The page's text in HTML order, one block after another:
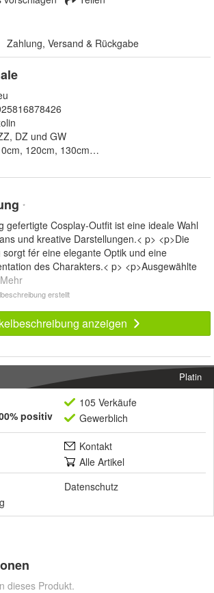
Zahlung, Versand & Rückgabe
HZZ, DZ und GW
*
gefertigte Cosplay-Outfit ist eine ideale Wahl
und kreative Darstellungen.< p> <p>Die
fér eine elegante Optik und eine
des Charakters.< p> <p>Ausgewählte
erstellt
anzeigen
Platin
positiv
105 Verkäufe
Gewerblich
Kontakt
Alle Artikel
Datenschutz
dieses Produkt.